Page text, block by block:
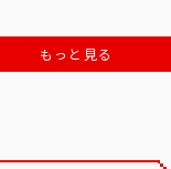
もっと見る